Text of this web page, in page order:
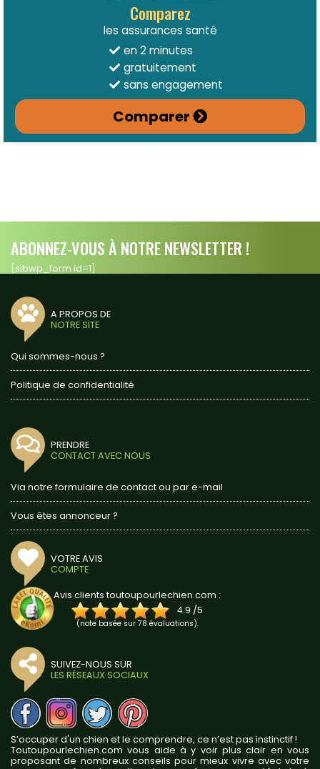
Comparez
les assurances santé
en 2 minutes
gratuitement
sans engagement
Comparer
ABONNEZ-VOUS À NOTRE NEWSLETTER !
[sibwp_form id=1]
A PROPOS DE
NOTRE SITE
Qui sommes-nous ?
Politique de confidentialité
PRENDRE
CONTACT AVEC NOUS
Via notre formulaire de contact ou par e-mail
Vous êtes annonceur ?
VOTRE AVIS
COMPTE
Avis clients toutoupourlechien.com :
4.9 /5
(note basée sur 78 évaluations).
SUIVEZ-NOUS SUR
LES RÉSEAUX SOCIAUX
S’occuper d'un chien et le comprendre, ce n’est pas instinctif !
Toutoupourlechien.com vous aide à y voir plus clair en vous
proposant de nombreux conseils pour mieux vivre avec votre